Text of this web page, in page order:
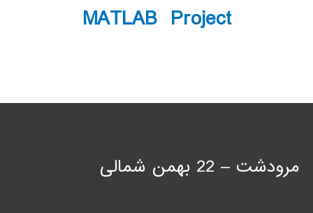
MATLAB Project
مرودشت – 22 بهمن شمالی